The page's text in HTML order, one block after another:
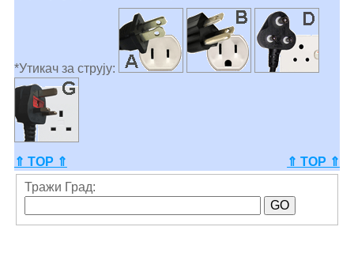
*Утикач за струју:
⇑ TOP ⇑
⇑ TOP ⇑
Тражи Град: